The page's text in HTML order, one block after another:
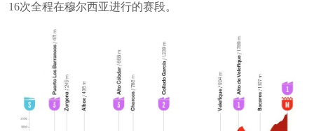
16次全程在穆尔西亚进行的赛段。